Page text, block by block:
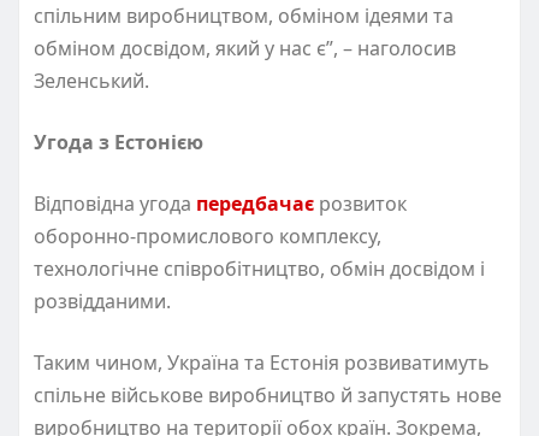
спільним виробництвом, обміном ідеями та
обміном досвідом, який у нас є”, – наголосив
Зеленський.
Угода з Естонією
Відповідна угода передбачає розвиток
оборонно-промислового комплексу,
технологічне співробітництво, обмін досвідом і
розвідданими.
Таким чином, Україна та Естонія розвиватимуть
спільне військове виробництво й запустять нове
виробництво на території обох країн. Зокрема,